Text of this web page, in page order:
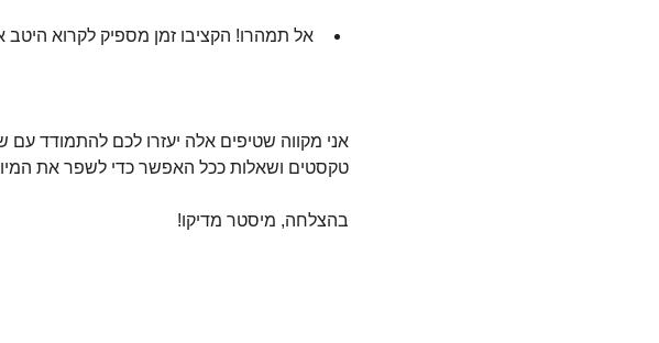
אל תמהרו! הקציבו זמן מספיק לקרוא
אני מקווה שטיפים אלה יעזרו לכם להתמודד
טקסטים ושאלות ככל האפשר כדי לשפר את
בהצלחה, מיסטר מדיקו!